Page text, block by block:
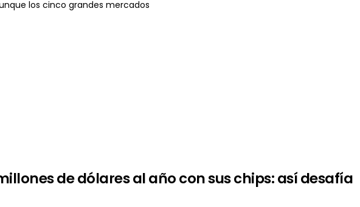
los cinco grandes mercados
de dólares al año con sus chips: así desafía